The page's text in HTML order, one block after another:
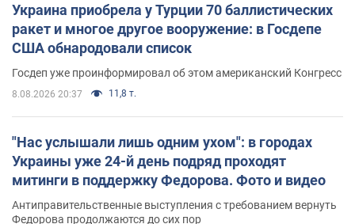
Украина приобрела у Турции 70 баллистических
ракет и многое другое вооружение: в Госдепе
США обнародовали список
Госдеп уже проинформировал об этом американский Конгресс
8.08.2026 20:37 11,8 т.
"Нас услышали лишь одним ухом": в городах
Украины уже 24-й день подряд проходят
митинги в поддержку Федорова. Фото и видео
Антиправительственные выступления с требованием вернуть
Федорова продолжаются до сих пор